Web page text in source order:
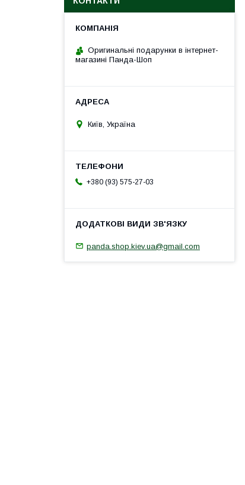
Оригинальні подарунки в інтернет-
магазині Панда-Шоп
Київ, Україна
+380 (93) 575-27-03
panda.shop.kiev.ua@gmail.com